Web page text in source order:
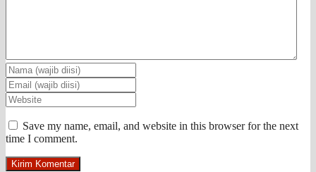
Save my name, email, and website in this browser for the next
time I comment.